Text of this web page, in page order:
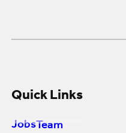
Quick Links
Jobs Team